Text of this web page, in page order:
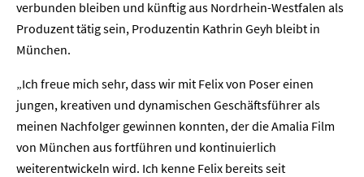
verbunden bleiben und künftig aus Nordrhein-Westfalen als
Produzent tätig sein, Produzentin Kathrin Geyh bleibt in
München.
„Ich freue mich sehr, dass wir mit Felix von Poser einen
jungen, kreativen und dynamischen Geschäftsführer als
meinen Nachfolger gewinnen konnten, der die Amalia Film
von München aus fortführen und kontinuierlich
weiterentwickeln wird. Ich kenne Felix bereits seit